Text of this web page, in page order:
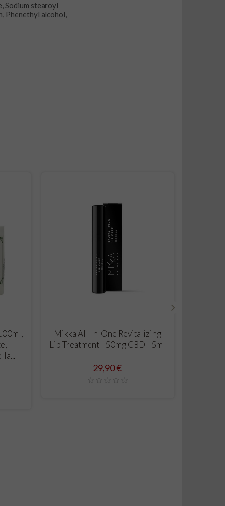
Sodium stearoyl
Phenethyl alcohol,
CARRELLO
Mikka All-In-One Revitalizing
Lip Treatment - 50mg CBD - 5ml
Prezzo
29,90 €